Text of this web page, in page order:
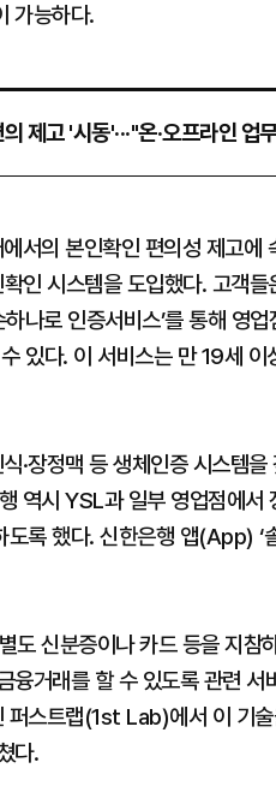
가능하다.
제고 '시동'···"온·오프라인 업
서의 본인확인 편의성 제고
인 시스템을 도입했다. 고객
나로 인증서비스’를 통해 영
있다. 이 서비스는 만 19세
·장정맥 등 생체인증 시스템
역시 YSL과 일부 영업점에서
록 했다. 신한은행 앱(App) ‘
도 신분증이나 카드 등을 지참
융거래를 할 수 있도록 관련
퍼스트랩(1st Lab)에서 이 기
다.